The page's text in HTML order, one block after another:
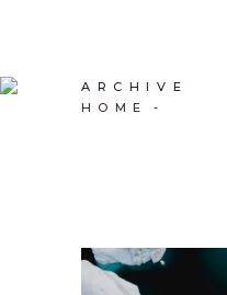
ARCHIVE
HOME